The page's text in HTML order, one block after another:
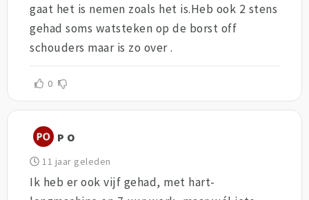
gaat het is nemen zoals het is.Heb ook 2 stens
gehad soms watsteken op de borst off
schouders maar is zo over .
0
P O
11 jaar geleden
Ik heb er ook vijf gehad, met hart-